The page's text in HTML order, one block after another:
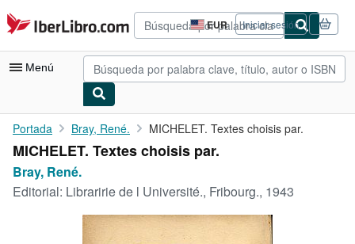
Pasar al contenido principal
IberLibro.com EUR
Preferencias
de
compra
del
Iniciar sesión
Menú
Mi cuenta
Consultar mis pedidos
Búsqueda avanzada
Portada Bray, René. MICHELET. Textes choisis par.
MICHELET. Textes choisis par.
Bray, René.
Editorial: Libraririe de l Université., Fribourg., 1943